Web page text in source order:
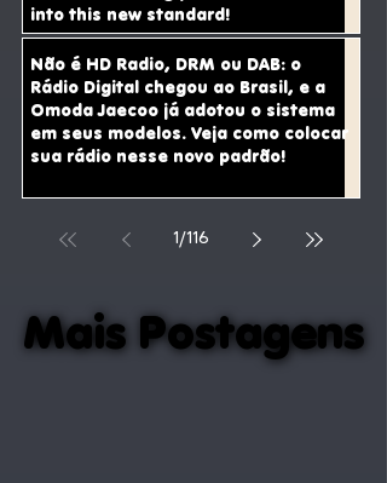
into this new standard!
Não é HD Radio, DRM ou DAB: o
Rádio Digital chegou ao Brasil, e a
Omoda Jaecoo já adotou o sistema
em seus modelos. Veja como colocar
sua rádio nesse novo padrão!
1/116
Mais Postagens
Mais Postagens